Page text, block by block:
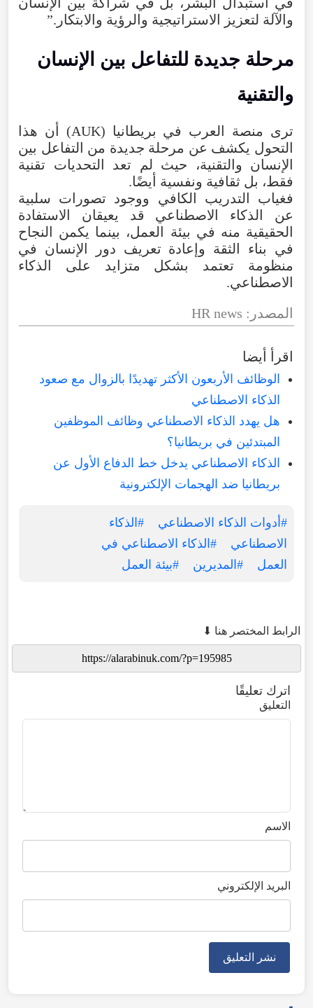
في استبدال البشر، بل في شراكة بين الإنسان
والآلة لتعزيز الاستراتيجية والرؤية والابتكار.”
مرحلة جديدة للتفاعل بين الإنسان
والتقنية
ترى منصة العرب في بريطانيا (AUK) أن هذا
التحول يكشف عن مرحلة جديدة من التفاعل بين
الإنسان والتقنية، حيث لم تعد التحديات تقنية
فقط، بل ثقافية ونفسية أيضًا.
فغياب التدريب الكافي ووجود تصورات سلبية
عن الذكاء الاصطناعي قد يعيقان الاستفادة
الحقيقية منه في بيئة العمل، بينما يكمن النجاح
في بناء الثقة وإعادة تعريف دور الإنسان في
منظومة تعتمد بشكل متزايد على الذكاء
الاصطناعي.
المصدر: HR news
اقرأ أيضا
الوظائف الأربعون الأكثر تهديدًا بالزوال مع صعود
الذكاء الاصطناعي
هل يهدد الذكاء الاصطناعي وظائف الموظفين
المبتدئين في بريطانيا؟
الذكاء الاصطناعي يدخل خط الدفاع الأول عن
بريطانيا ضد الهجمات الإلكترونية
#أدوات الذكاء الاصطناعي
#الذكاء
الاصطناعي
#الذكاء الاصطناعي في
العمل
#المديرين #بيئة العمل
الرابط المختصر هنا ⬇
اترك تعليقًا
التعليق
الاسم
البريد الإلكتروني